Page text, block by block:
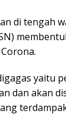
di tengah
yaitu
dan akan